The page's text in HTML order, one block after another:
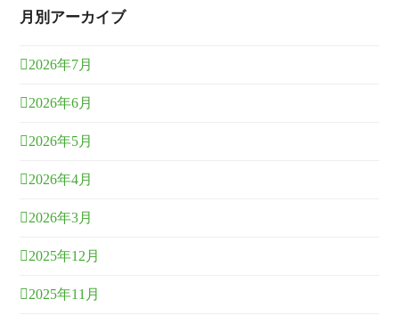
月別アーカイブ
2026年7月
2026年6月
2026年5月
2026年4月
2026年3月
2025年12月
2025年11月